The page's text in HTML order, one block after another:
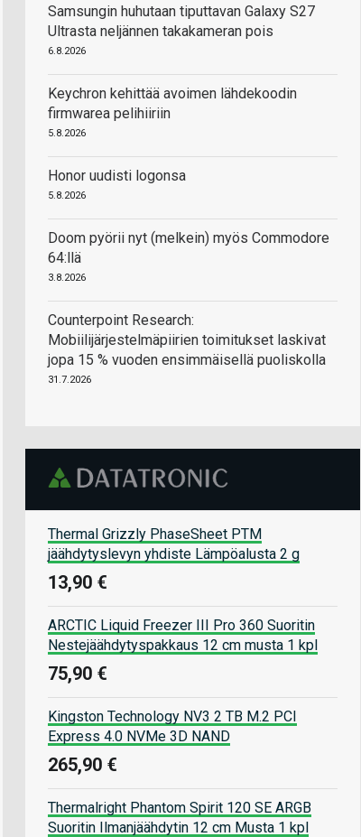
Samsungin huhutaan tiputtavan Galaxy S27
Ultrasta neljännen takakameran pois
6.8.2026
Keychron kehittää avoimen lähdekoodin
firmwarea pelihiiriin
5.8.2026
Honor uudisti logonsa
5.8.2026
Doom pyörii nyt (melkein) myös Commodore
64:llä
3.8.2026
Counterpoint Research:
Mobiilijärjestelmäpiirien toimitukset laskivat
jopa 15 % vuoden ensimmäisellä puoliskolla
31.7.2026
Thermal Grizzly PhaseSheet PTM
jäähdytyslevyn yhdiste Lämpöalusta 2 g
13,90 €
ARCTIC Liquid Freezer III Pro 360 Suoritin
Nestejäähdytyspakkaus 12 cm musta 1 kpl
75,90 €
Kingston Technology NV3 2 TB M.2 PCI
Express 4.0 NVMe 3D NAND
265,90 €
Thermalright Phantom Spirit 120 SE ARGB
Suoritin Ilmanjäähdytin 12 cm Musta 1 kpl